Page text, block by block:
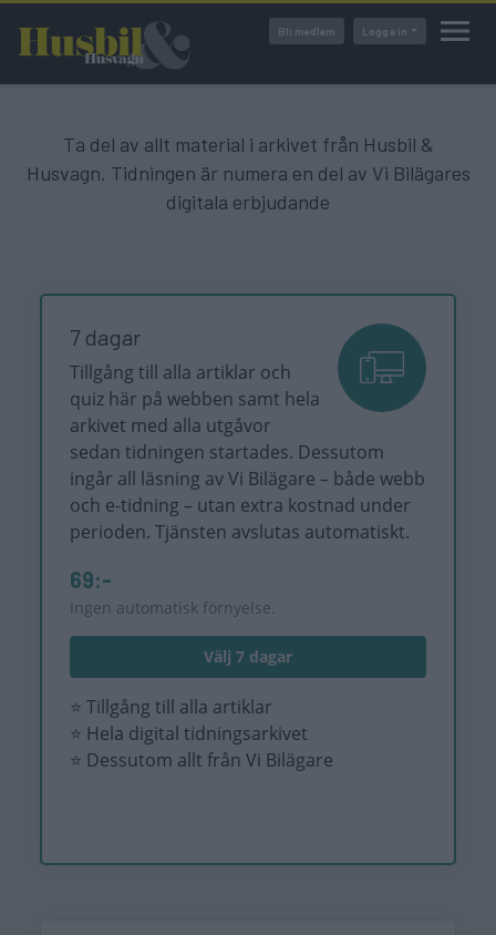
huvudinnehåll
Bli medlem Logga in
Ta del av allt material i arkivet från Husbil &
Husvagn. Tidningen är numera en del av Vi Bilägares
digitala erbjudande
7 dagar
Tillgång till alla artiklar och
quiz här på webben samt hela
arkivet med alla utgåvor
sedan tidningen startades. Dessutom
ingår all läsning av Vi Bilägare – både webb
och e-tidning – utan extra kostnad under
perioden. Tjänsten avslutas automatiskt.
69:-
Ingen automatisk förnyelse.
Välj 7 dagar
⭐ Tillgång till alla artiklar
⭐ Hela digital tidningsarkivet
⭐ Dessutom allt från Vi Bilägare